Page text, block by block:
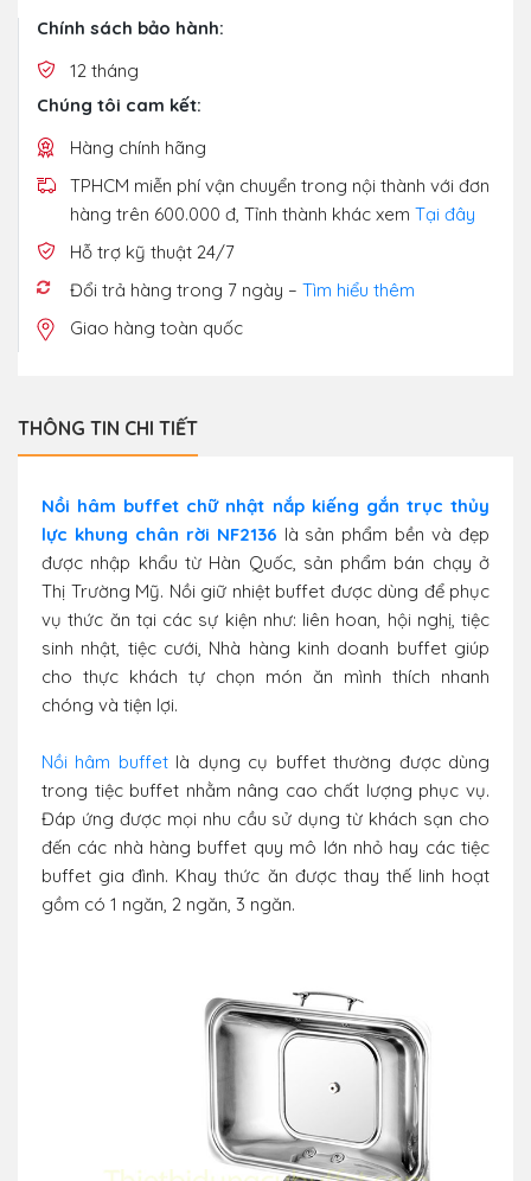
Chính sách bảo hành:
12 tháng
Chúng tôi cam kết:
Hàng chính hãng
TPHCM miễn phí vận chuyển trong nội thành với đơn
hàng trên 600.000 đ, Tỉnh thành khác xem Tại đây
Hỗ trợ kỹ thuật 24/7
Đổi trả hàng trong 7 ngày – Tìm hiểu thêm
Giao hàng toàn quốc
THÔNG TIN CHI TIẾT
Nồi hâm buffet chữ nhật nắp kiếng gắn trục thủy
lực khung chân rời NF2136 là sản phẩm bền và đẹp
được nhập khẩu từ Hàn Quốc, sản phẩm bán chạy ở
Thị Trường Mỹ. Nồi giữ nhiệt buffet được dùng để phục
vụ thức ăn tại các sự kiện như: liên hoan, hội nghị, tiệc
sinh nhật, tiệc cưới, Nhà hàng kinh doanh buffet giúp
cho thực khách tự chọn món ăn mình thích nhanh
chóng và tiện lợi.
Nồi hâm buffetlà dụng cụ buffet thường được dùng
trong tiệc buffet nhằm nâng cao chất lượng phục vụ.
Đáp ứng được mọi nhu cầu sử dụng từ khách sạn cho
đến các nhà hàng buffet quy mô lớn nhỏ hay các tiệc
buffet gia đình. Khay thức ăn được thay thế linh hoạt
gồm có 1 ngăn, 2 ngăn, 3 ngăn.